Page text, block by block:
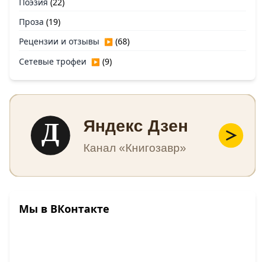
Проза (19)
Рецензии и отзывы ▶ (68)
Сетевые трофеи ▶ (9)
Д Яндекс Дзен
Канал «Книгозавр»
Мы в ВКонтакте